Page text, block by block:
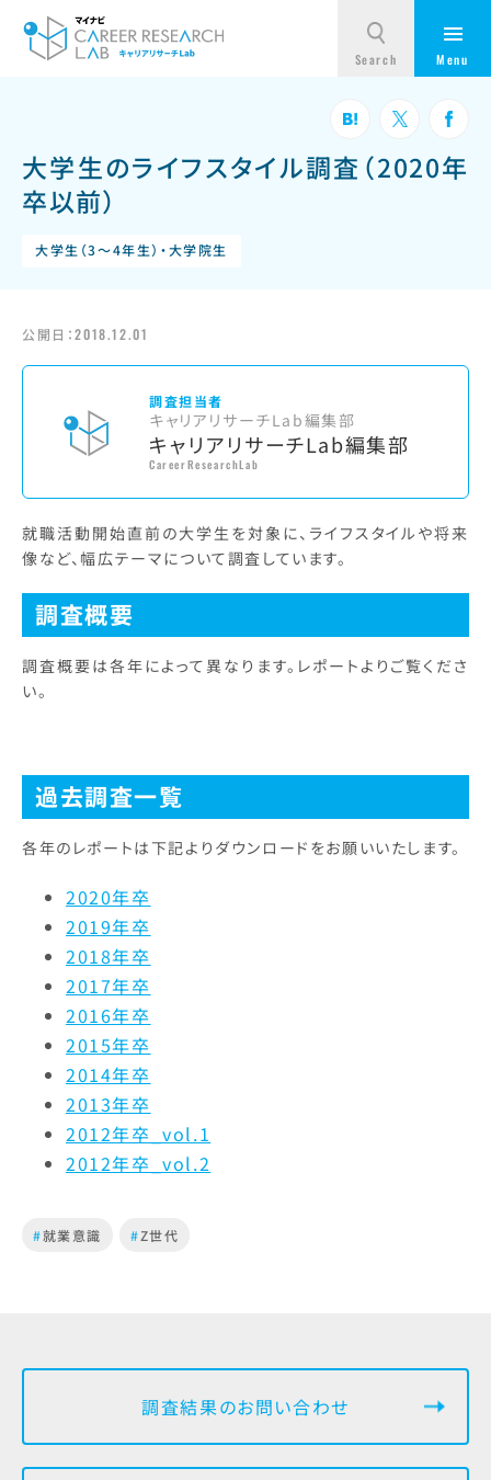
大学生のライフスタイル調査（2020年
卒以前）
大学生（3～4年生）・大学院生
公開日：2018.12.01
調査担当者
キャリアリサーチLab編集部
キャリアリサーチLab編集部
CareerResearchLab
就職活動開始直前の大学生を対象に、ライフスタイルや将来
像など、幅広テーマについて調査しています。
調査概要
調査概要は各年によって異なります。レポートよりご覧くださ
い。
過去調査一覧
各年のレポートは下記よりダウンロードをお願いいたします。
2020年卒
2019年卒
2018年卒
2017年卒
2016年卒
2015年卒
2014年卒
2013年卒
2012年卒_vol.1
2012年卒_vol.2
#就業意識 #Z世代
調査結果のお問い合わせ